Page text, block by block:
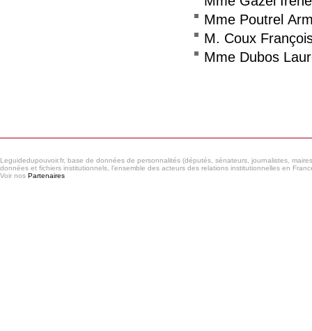
Mme Poutrel
M. Coux
Mme Dubos
Leguidedupouvoir.fr, base de données de personnalités (députés, sénateurs, journalistes,
données et fichiers institutionnels, l'ensemble des acteurs des relations institutionnelles en
Voir nos Partenaires